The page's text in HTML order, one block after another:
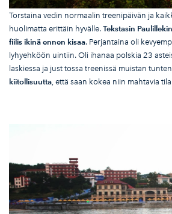
Torstaina vedin normaalin treenipäivän ja
huolimatta erittäin hyvälle. Tekstasin
fiilis ikinä ennen kisaa. Perjantaina oli
lyhyehköön uintiin. Oli ihanaa polskia 23
laskiessa ja just tossa treenissä muistan
kiitollisuutta, että saan kokea niin mahtavia